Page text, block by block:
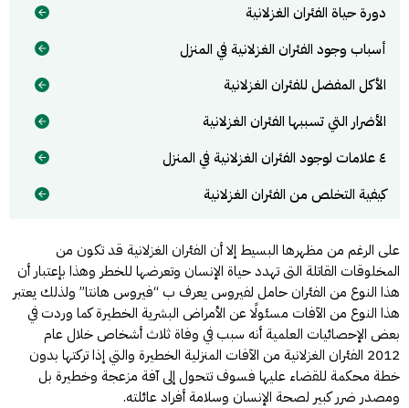
دورة حياة الفئران الغزلانية
أسباب وجود الفئران الغزلانية في المنزل
الأكل المفضل للفئران الغزلانية
الأضرار التي تسببها الفئران الغزلانية
٤ علامات لوجود الفئران الغزلانية في المنزل
كيفية التخلص من الفئران الغزلانية
على الرغم من مظهرها البسيط إلا أن الفئران الغزلانية قد تكون من
المخلوقات القاتلة التى تهدد حياة الإنسان وتعرضها للخطر وهذا بإعتبار أن
هذا النوع من الفئران حامل لفيروس يعرف ب “فيروس هانتا” ولذلك يعتبر
هذا النوع من الآفات مسئولًا عن الأمراض البشرية الخطيرة كما وردت في
بعض الإحصائيات العلمية أنه سبب في وفاة ثلاث أشخاص خلال عام
2012 الفئران الغزلانية من الآفات المنزلية الخطيرة والتي إذا تركتها بدون
خطة محكمة للقضاء عليها فسوف تتحول إلى آفة مزعجة وخطيرة بل
ومصدر ضرر كبير لصحة الإنسان وسلامة أفراد عائلته.